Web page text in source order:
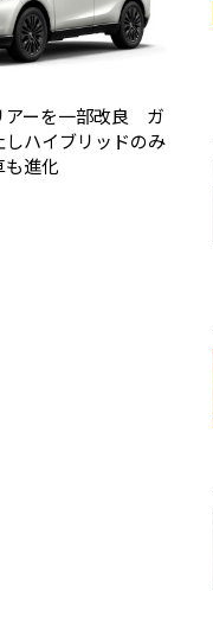
アーを一部改良 ガ
しハイブリッドのみ
も進化